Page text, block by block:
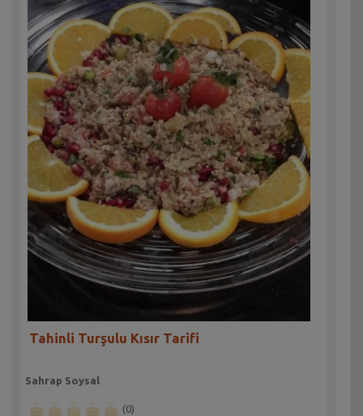
Tahinli Turşulu Kısır Tarifi
Sahrap Soysal
(0)